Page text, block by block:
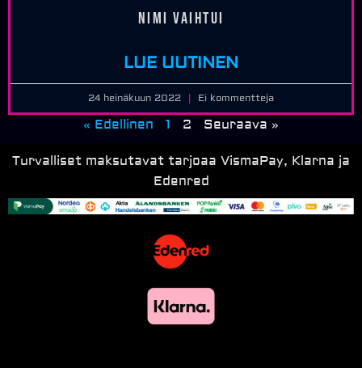
Nimi vaihtui
LUE UUTINEN
24 heinäkuun 2022 Ei kommentteja
« Edellinen 1 2 Seuraava »
Turvalliset maksutavat tarjoaa VismaPay, Klarna ja
Edenred